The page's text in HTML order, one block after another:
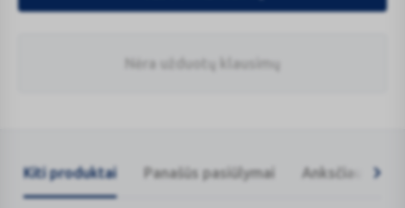
Nėra užduotų klausimų
Kiti produktai Panašūs pasiūlymai Anksčiau